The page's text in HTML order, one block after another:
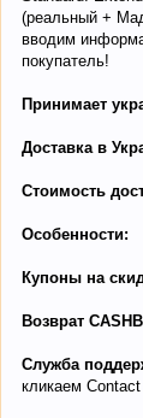
(реальный +
вводим
покупатель!
Принимает
Доставка в
Стоимость
Особенности:
Купоны на
Возврат
Служба
кликаем